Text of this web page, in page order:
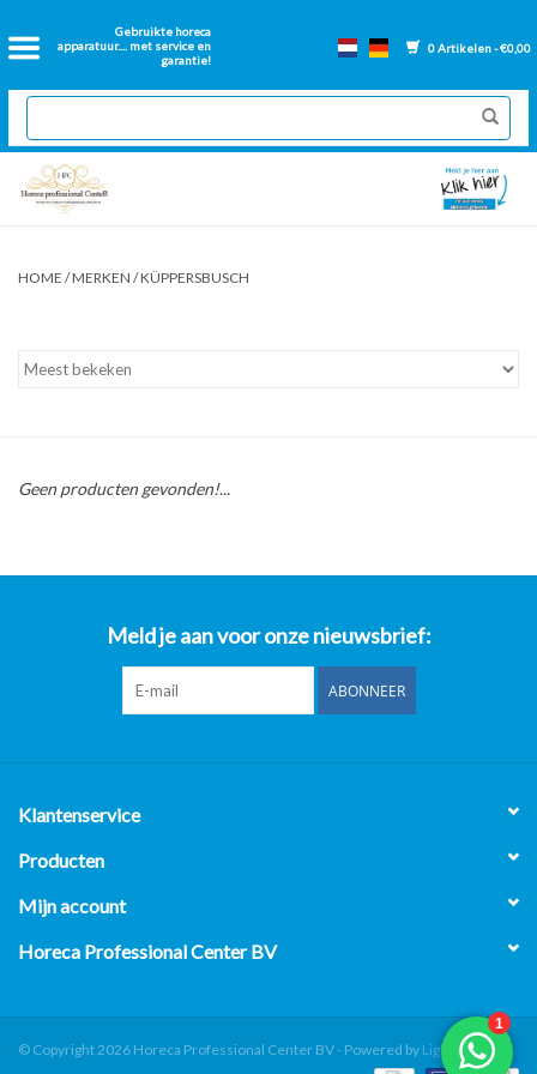
Gebruikte horeca
apparatuur.... met service en
garantie!
0 Artikelen - €0,00
Home
2dehands Horeca
Nieuwe apparatuur
Onderdelen bakwanden
Over ons
HOME /MERKEN /KÜPPERSBUSCH
Geen producten gevonden!...
Meld je aan voor onze nieuwsbrief:
ABONNEER
Klantenservice
Producten
Mijn account
Horeca Professional Center BV
© Copyright 2026 Horeca Professional Center BV - Powered by Lightspeed